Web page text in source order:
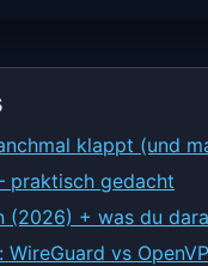
klappt (und
praktisch gedacht
(2026) + was du
vs